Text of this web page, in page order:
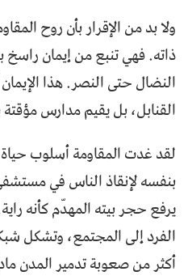
ولا بد من الإقرار بأن روح
ذاته. فهي تنبع من إيمان راسخ
النضال حتى النصر. هذا
القنابل، بل يقيم مدارس
لقد غدت المقاومة أسلوب
بنفسه لإنقاذ الناس في
يرفع حجر بيته المهدّم كأنه
الفرد إلى المجتمع، وتشكل
أكثر من صعوبة تدمير المدن